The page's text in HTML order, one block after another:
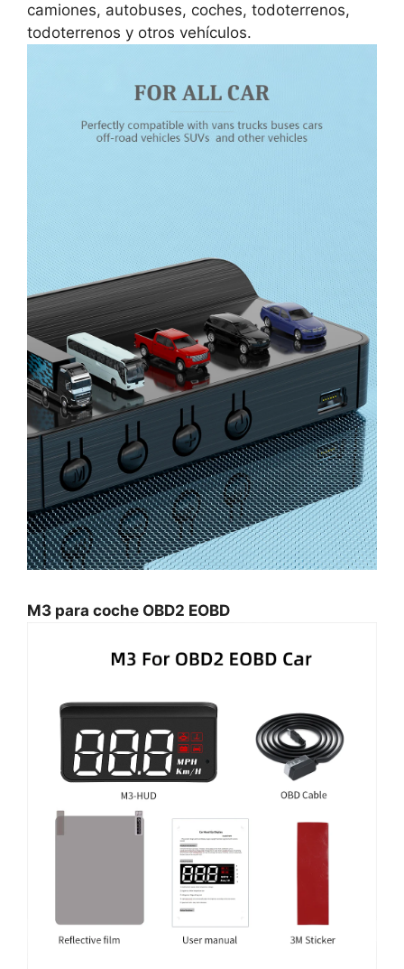
camiones, autobuses, coches, todoterrenos,
todoterrenos y otros vehículos.
M3 para coche OBD2 EOBD